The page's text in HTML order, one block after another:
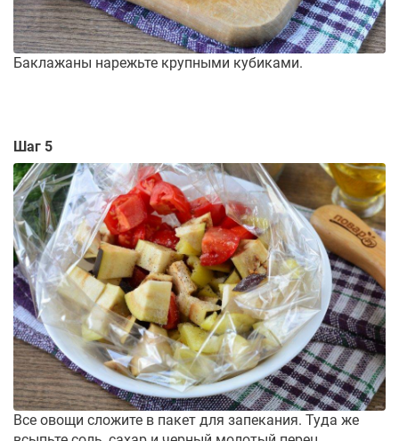
Баклажаны нарежьте крупными кубиками.
Шаг 5
Все овощи сложите в пакет для запекания. Туда же